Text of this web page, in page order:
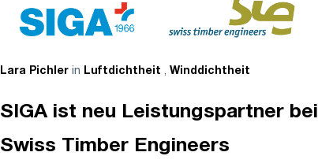
Lara Pichlerin Luftdichtheit , Winddichtheit
SIGA ist neu Leistungspartner bei
Swiss Timber Engineers